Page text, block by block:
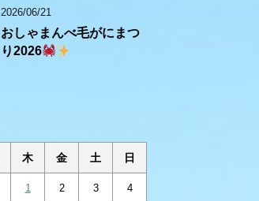
2026/06/21
おしゃまんべ毛がにまつ
り2026
木 金 土 日
1 2 3 4